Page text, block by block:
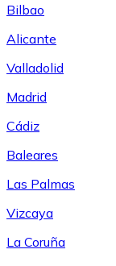
Bilbao
Alicante
Valladolid
Madrid
Cádiz
Baleares
Las Palmas
Vizcaya
La Coruña